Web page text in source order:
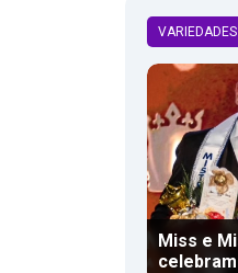
VARIEDADES
Miss e